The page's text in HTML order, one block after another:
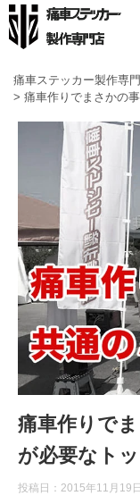
痛車ステッカー製作専
痛車作りでまさかの
痛車作りで
が必要なト
投稿日：2015年11月19